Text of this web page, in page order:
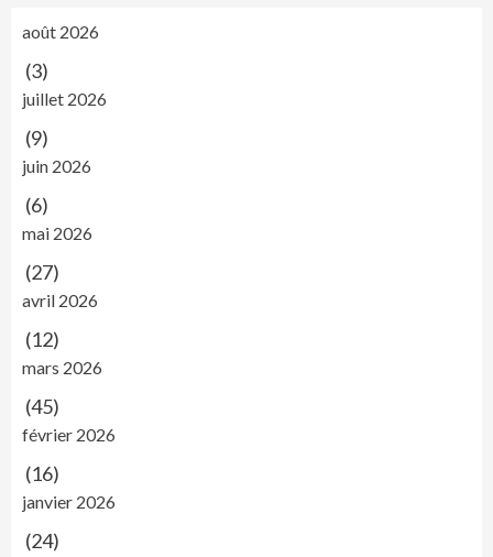
août 2026
(3)
juillet 2026
(9)
juin 2026
(6)
mai 2026
(27)
avril 2026
(12)
mars 2026
(45)
février 2026
(16)
janvier 2026
(24)